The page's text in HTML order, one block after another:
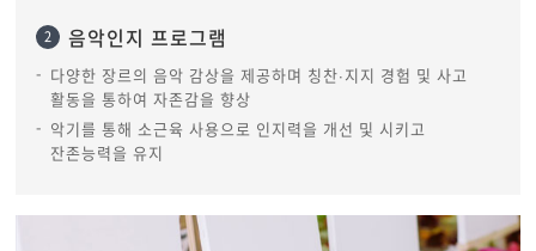
2 음악인지 프로그램
다양한 장르의 음악 감상을 제공하며 칭찬∙지지 경험 및 사고
활동을 통하여 자존감을 향상
악기를 통해 소근육 사용으로 인지력을 개선 및 시키고
잔존능력을 유지